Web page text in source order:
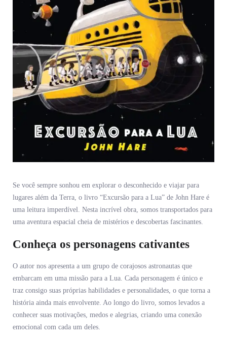
Se você sempre sonhou em explorar o desconhecido e viajar para
lugares além da Terra, o livro “Excursão para a Lua” de John Hare é
uma leitura imperdível. Nesta incrível obra, somos transportados para
uma aventura espacial cheia de mistérios e descobertas fascinantes.
Conheça os personagens cativantes
O autor nos apresenta a um grupo de corajosos astronautas que
embarcam em uma missão para a Lua. Cada personagem é único e
traz consigo suas próprias habilidades e personalidades, o que torna a
história ainda mais envolvente. Ao longo do livro, somos levados a
conhecer suas motivações, medos e alegrias, criando uma conexão
emocional com cada um deles.